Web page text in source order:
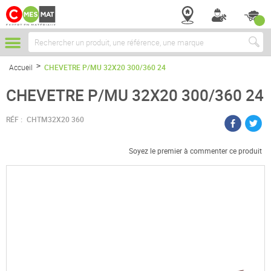
Chercher
Accueil CHEVETRE P/MU 32X20 300/360 24
CHEVETRE P/MU 32X20 300/360 24
RÉF : CHTM32X20 360
Soyez le premier à commenter ce produit
Passer